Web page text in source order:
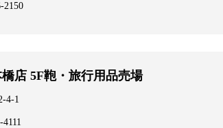
2150
店 5F鞄・旅行用品売場
4-1